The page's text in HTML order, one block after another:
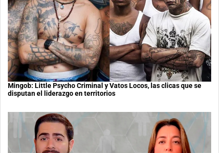
Mingob: Little Psycho Criminal y Vatos Locos, las clicas que se
disputan el liderazgo en territorios